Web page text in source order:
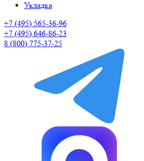
Укладка
+7 (495) 565-36-96
+7 (495) 646-86-23
8 (800) 775-37-25